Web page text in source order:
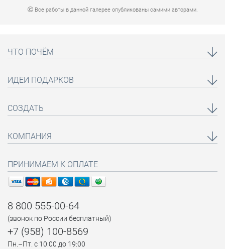
Все работы в данной галерее опубликованы самими авторами.
ЧТО ПОЧЁМ
ИДЕИ ПОДАРКОВ
СОЗДАТЬ
КОМПАНИЯ
ПРИНИМАЕМ К ОПЛАТЕ
8 800 555-00-64
(звонок по России бесплатный)
+7 (958) 100-8569
Пн.–Пт. с 10:00 до 19:00